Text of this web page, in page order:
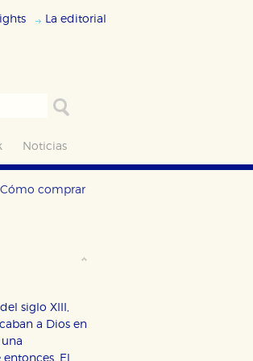
La editorial
Noticias
Cómo comprar
siglo XIII,
a Dios en
El